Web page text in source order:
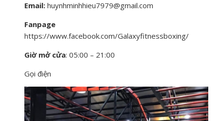
Email: huynhminhhieu7979@gmail.com
Fanpage
https://www.facebook.com/Galaxyfitnessboxing/
Giờ mở cửa: 05:00 – 21:00
Gọi điện